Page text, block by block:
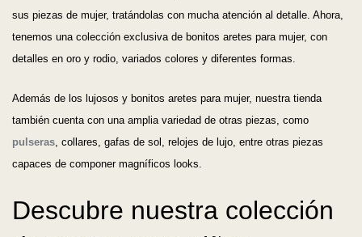
sus piezas de mujer, tratándolas con mucha atención al detalle. Ahora,
tenemos una colección exclusiva de bonitos aretes para mujer, con
detalles en oro y rodio, variados colores y diferentes formas.
Además de los lujosos y bonitos aretes para mujer, nuestra tienda
también cuenta con una amplia variedad de otras piezas, como
pulseras , collares, gafas de sol, relojes de lujo, entre otras piezas
capaces de componer magníficos looks.
Descubre nuestra colección